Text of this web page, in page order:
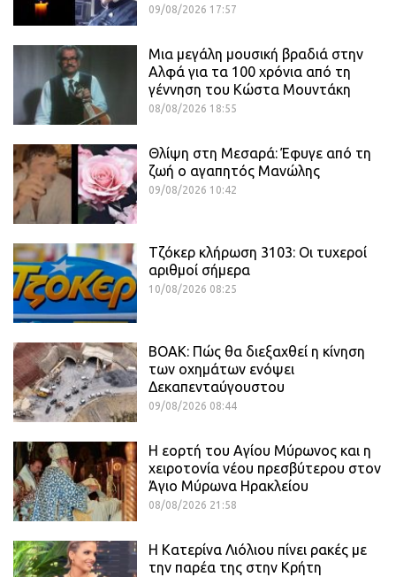
09/08/2026 17:57
Μια μεγάλη μουσική βραδιά στην
Αλφά για τα 100 χρόνια από τη
γέννηση του Κώστα Μουντάκη
08/08/2026 18:55
Θλίψη στη Μεσαρά: Έφυγε από τη
ζωή ο αγαπητός Μανώλης
09/08/2026 10:42
Τζόκερ κλήρωση 3103: Οι τυχεροί
αριθμοί σήμερα
10/08/2026 08:25
ΒΟΑΚ: Πώς θα διεξαχθεί η κίνηση
των οχημάτων ενόψει
Δεκαπενταύγουστου
09/08/2026 08:44
Η εορτή του Αγίου Μύρωνος και η
χειροτονία νέου πρεσβύτερου στον
Άγιο Μύρωνα Ηρακλείου
08/08/2026 21:58
Η Κατερίνα Λιόλιου πίνει ρακές με
την παρέα της στην Κρήτη